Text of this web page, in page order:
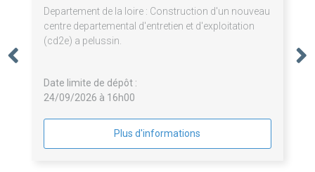
Departement de la loire : Construction d'un nouveau
centre departemental d'entretien et d'exploitation
(cd2e) a pelussin.
Date limite de dépôt :
24/09/2026 à 16h00
Plus d'informations